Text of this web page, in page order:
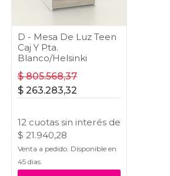
D - Mesa De Luz Teen
Caj Y Pta.
Blanco/Helsinki
$805.568,37
$ 263.283,32
12 cuotas sin interés de
$ 21.940,28
Venta a pedido. Disponible en
45 dias.